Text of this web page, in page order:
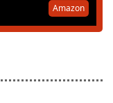
Amazon